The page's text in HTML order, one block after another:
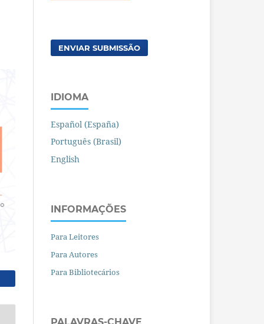
ENVIAR SUBMISSÃO
IDIOMA
Español (España)
Português (Brasil)
English
INFORMAÇÕES
Para Leitores
Para Autores
Para Bibliotecários